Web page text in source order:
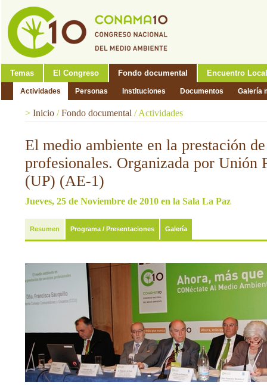
Temas El Congreso Fondo documental Encuentro Local
Actividades Personas Instituciones Documentos Galería
> Inicio /Fondo documental / Actividades
El medio ambiente en la prestación
profesionales. Organizada por Unión
(UP) (AE-1)
Jueves, 25 de Noviembre de 2010 en la Sala La Paz
Resumen Programa / Presentaciones Galería